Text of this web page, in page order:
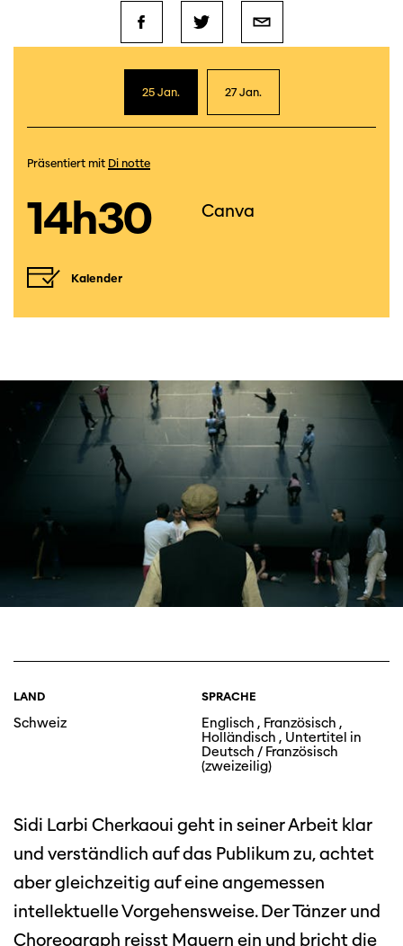
25 Jan. 27 Jan.
Präsentiert mit Di notte
14h30 Canva
Kalender
LAND
Schweiz
SPRACHE
Englisch , Französisch ,
Holländisch , Untertitel in
Deutsch / Französisch
(zweizeilig)
Sidi Larbi Cherkaoui geht in seiner Arbeit klar
und verständlich auf das Publikum zu, achtet
aber gleichzeitig auf eine angemessen
intellektuelle Vorgehensweise. Der Tänzer und
Choreograph reisst Mauern ein und bricht die